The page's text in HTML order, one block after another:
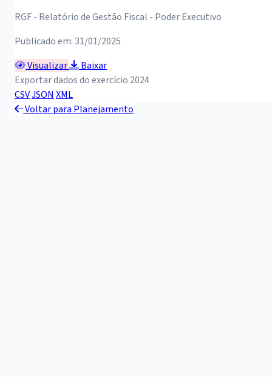
RGF - Relatório de Gestão Fiscal - Poder Executivo
Publicado em: 31/01/2025
Visualizar
Baixar
Exportar dados do exercício 2024
CSVJSON XML
Voltar para Planejamento